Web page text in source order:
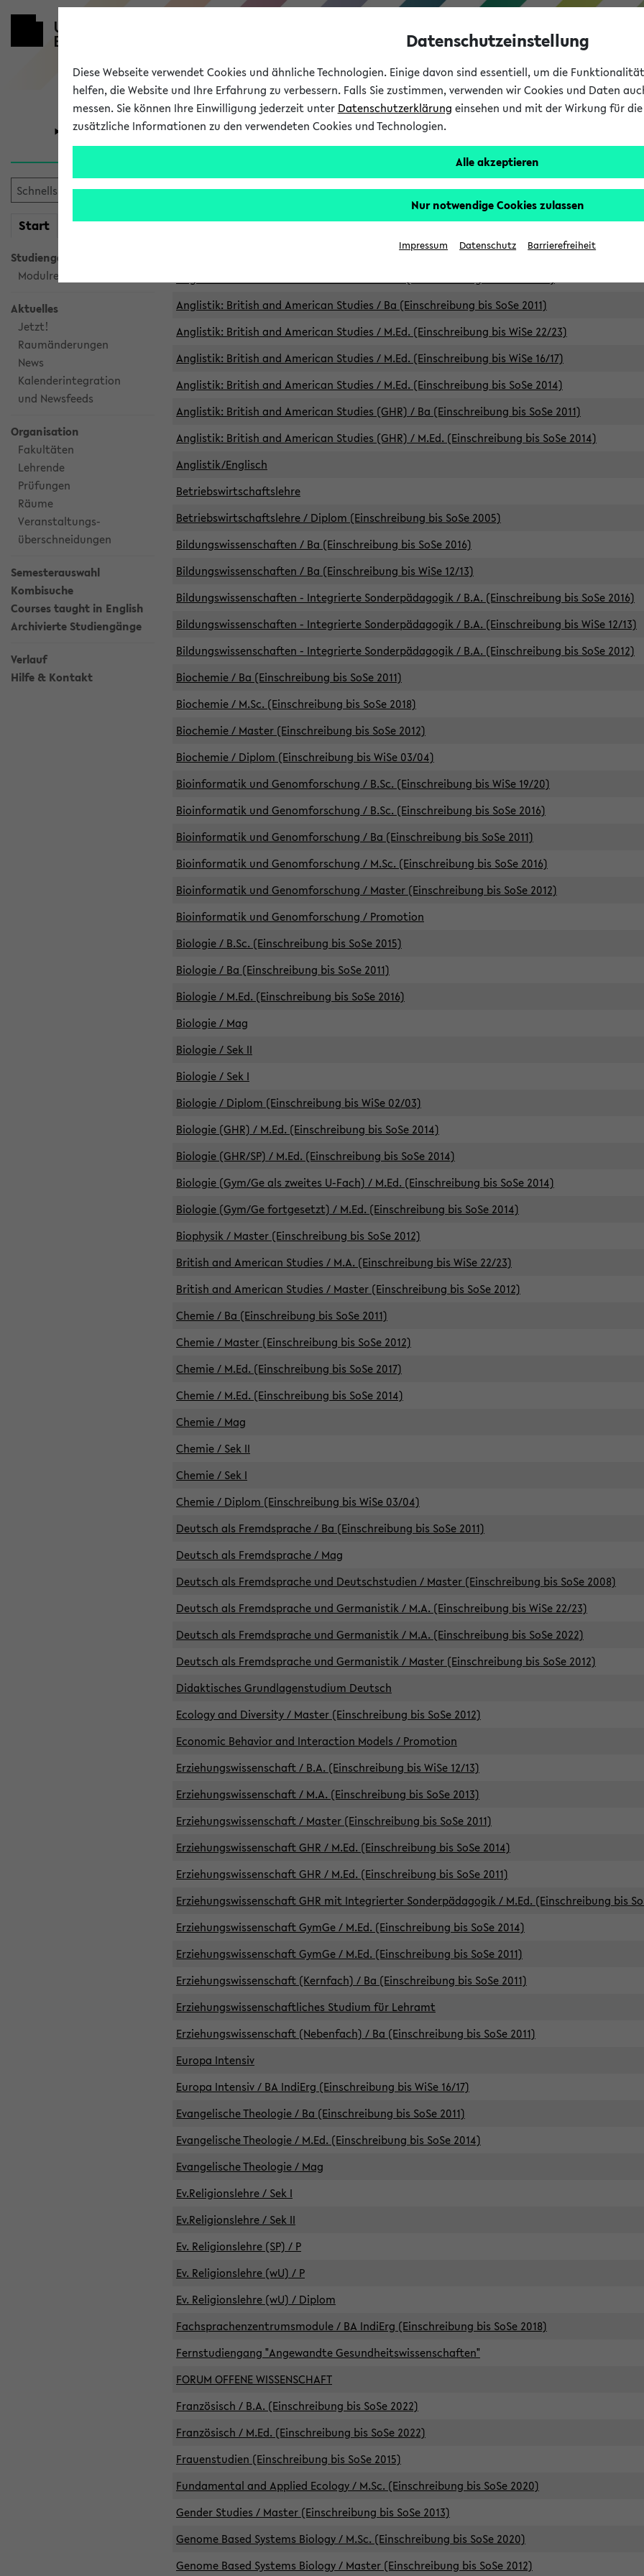
Universität Forschung Studium
Start meineKVV
Studiengangsauswahl
Modulrecherche
Aktuelles
Jetzt!
Raumänderungen
News
Kalenderintegration
und Newsfeeds
Organisation
Fakultäten
Lehrende
Prüfungen
Räume
Veranstaltungs-
überschneidungen
Semesterauswahl
Kombisuche
Courses taught in English
Archivierte Studiengänge
Verlauf
Hilfe & Kontakt
Archivierte Studiengänge
Anglistik: British and American Studies / B.A. (Einschreibung bis WiSe 16/17)
Anglistik: British and American Studies / B.A. (Einschreibung bis SoSe 2015)
Anglistik: British and American Studies / Ba (Einschreibung bis SoSe 2011)
Anglistik: British and American Studies / M.Ed. (Einschreibung bis WiSe 22/23)
Anglistik: British and American Studies / M.Ed. (Einschreibung bis WiSe 16/17)
Anglistik: British and American Studies / M.Ed. (Einschreibung bis SoSe 2014)
Anglistik: British and American Studies (GHR) / Ba (Einschreibung bis SoSe 2011)
Anglistik: British and American Studies (GHR) / M.Ed. (Einschreibung bis SoSe 2014)
Anglistik/Englisch
Betriebswirtschaftslehre
Betriebswirtschaftslehre / Diplom (Einschreibung bis SoSe 2005)
Bildungswissenschaften / Ba (Einschreibung bis SoSe 2016)
Bildungswissenschaften / Ba (Einschreibung bis WiSe 12/13)
Bildungswissenschaften - Integrierte Sonderpädagogik / B.A. (Einschreibung bis SoSe 2016)
Bildungswissenschaften - Integrierte Sonderpädagogik / B.A. (Einschreibung bis WiSe 12/13)
Bildungswissenschaften - Integrierte Sonderpädagogik / B.A. (Einschreibung bis SoSe 2012)
Biochemie / Ba (Einschreibung bis SoSe 2011)
Biochemie / M.Sc. (Einschreibung bis SoSe 2018)
Biochemie / Master (Einschreibung bis SoSe 2012)
Biochemie / Diplom (Einschreibung bis WiSe 03/04)
Bioinformatik und Genomforschung / B.Sc. (Einschreibung bis WiSe 19/20)
Bioinformatik und Genomforschung / B.Sc. (Einschreibung bis SoSe 2016)
Bioinformatik und Genomforschung / Ba (Einschreibung bis SoSe 2011)
Bioinformatik und Genomforschung / M.Sc. (Einschreibung bis SoSe 2016)
Bioinformatik und Genomforschung / Master (Einschreibung bis SoSe 2012)
Bioinformatik und Genomforschung / Promotion
Biologie / B.Sc. (Einschreibung bis SoSe 2015)
Biologie / Ba (Einschreibung bis SoSe 2011)
Biologie / M.Ed. (Einschreibung bis SoSe 2016)
Biologie / Mag
Biologie / Sek II
Biologie / Sek I
Biologie / Diplom (Einschreibung bis WiSe 02/03)
Biologie (GHR) / M.Ed. (Einschreibung bis SoSe 2014)
Biologie (GHR/SP) / M.Ed. (Einschreibung bis SoSe 2014)
Biologie (Gym/Ge als zweites U-Fach) / M.Ed. (Einschreibung bis SoSe 2014)
Biologie (Gym/Ge fortgesetzt) / M.Ed. (Einschreibung bis SoSe 2014)
Biophysik / Master (Einschreibung bis SoSe 2012)
British and American Studies / M.A. (Einschreibung bis WiSe 22/23)
British and American Studies / Master (Einschreibung bis SoSe 2012)
Chemie / Ba (Einschreibung bis SoSe 2011)
Chemie / Master (Einschreibung bis SoSe 2012)
Chemie / M.Ed. (Einschreibung bis SoSe 2017)
Chemie / M.Ed. (Einschreibung bis SoSe 2014)
Chemie / Mag
Chemie / Sek II
Chemie / Sek I
Chemie / Diplom (Einschreibung bis WiSe 03/04)
Deutsch als Fremdsprache / Ba (Einschreibung bis SoSe 2011)
Deutsch als Fremdsprache / Mag
Deutsch als Fremdsprache und Deutschstudien / Master (Einschreibung bis SoSe 2008)
Deutsch als Fremdsprache und Germanistik / M.A. (Einschreibung bis WiSe 22/23)
Deutsch als Fremdsprache und Germanistik / M.A. (Einschreibung bis SoSe 2022)
Deutsch als Fremdsprache und Germanistik / Master (Einschreibung bis SoSe 2012)
Didaktisches Grundlagenstudium Deutsch
Ecology and Diversity / Master (Einschreibung bis SoSe 2012)
Economic Behavior and Interaction Models / Promotion
Erziehungswissenschaft / B.A. (Einschreibung bis WiSe 12/13)
Erziehungswissenschaft / M.A. (Einschreibung bis SoSe 2013)
Erziehungswissenschaft / Master (Einschreibung bis SoSe 2011)
Erziehungswissenschaft GHR / M.Ed. (Einschreibung bis SoSe 2014)
Erziehungswissenschaft GHR / M.Ed. (Einschreibung bis SoSe 2011)
Erziehungswissenschaft GHR mit Integrierter Sonderpädagogik / M.Ed. (Einschreibung bis
Erziehungswissenschaft GymGe / M.Ed. (Einschreibung bis SoSe 2014)
Erziehungswissenschaft GymGe / M.Ed. (Einschreibung bis SoSe 2011)
Erziehungswissenschaft (Kernfach) / Ba (Einschreibung bis SoSe 2011)
Erziehungswissenschaftliches Studium für Lehramt
Erziehungswissenschaft (Nebenfach) / Ba (Einschreibung bis SoSe 2011)
Europa Intensiv
Europa Intensiv / BA IndiErg (Einschreibung bis WiSe 16/17)
Evangelische Theologie / Ba (Einschreibung bis SoSe 2011)
Evangelische Theologie / M.Ed. (Einschreibung bis SoSe 2014)
Evangelische Theologie / Mag
Ev.Religionslehre / Sek I
Ev.Religionslehre / Sek II
Ev. Religionslehre (SP) / P
Ev. Religionslehre (wU) / P
Ev. Religionslehre (wU) / Diplom
Fachsprachenzentrumsmodule / BA IndiErg (Einschreibung bis SoSe 2018)
Fernstudiengang "Angewandte Gesundheitswissenschaften"
FORUM OFFENE WISSENSCHAFT
Französisch / B.A. (Einschreibung bis SoSe 2022)
Französisch / M.Ed. (Einschreibung bis SoSe 2022)
Frauenstudien (Einschreibung bis SoSe 2015)
Fundamental and Applied Ecology / M.Sc. (Einschreibung bis SoSe 2020)
Gender Studies / Master (Einschreibung bis SoSe 2013)
Genome Based Systems Biology / M.Sc. (Einschreibung bis SoSe 2020)
Genome Based Systems Biology / Master (Einschreibung bis SoSe 2012)
Datenschutzeinstellung
Diese Webseite verwendet Cookies und ähnliche Technologien. Einige davon sind essentiell, um die
helfen, die Website und Ihre Erfahrung zu verbessern. Falls Sie zustimmen, verwenden wir Cookies und Daten
messen. Sie können Ihre Einwilligung jederzeit unter Datenschutzerklärung einsehen und mit der Wirkung für
zusätzliche Informationen zu den verwendeten Cookies und Technologien.
Alle akzeptieren
Nur notwendige Cookies zulassen
Impressum Datenschutz Barrierefreiheit